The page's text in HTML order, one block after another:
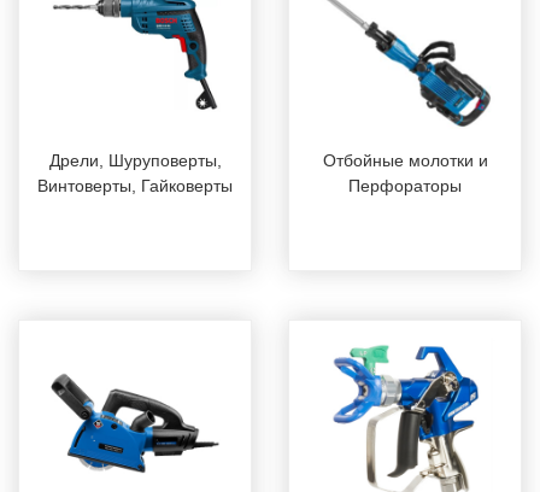
Дрели, Шуруповерты,
Винтоверты, Гайковерты
Отбойные молотки и
Перфораторы